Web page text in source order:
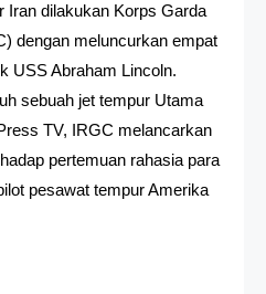
Iran dilakukan Korps Garda
dengan meluncurkan empat
USS Abraham Lincoln.
sebuah jet tempur Utama
TV, IRGC melancarkan
pertemuan rahasia para
pesawat tempur Amerika